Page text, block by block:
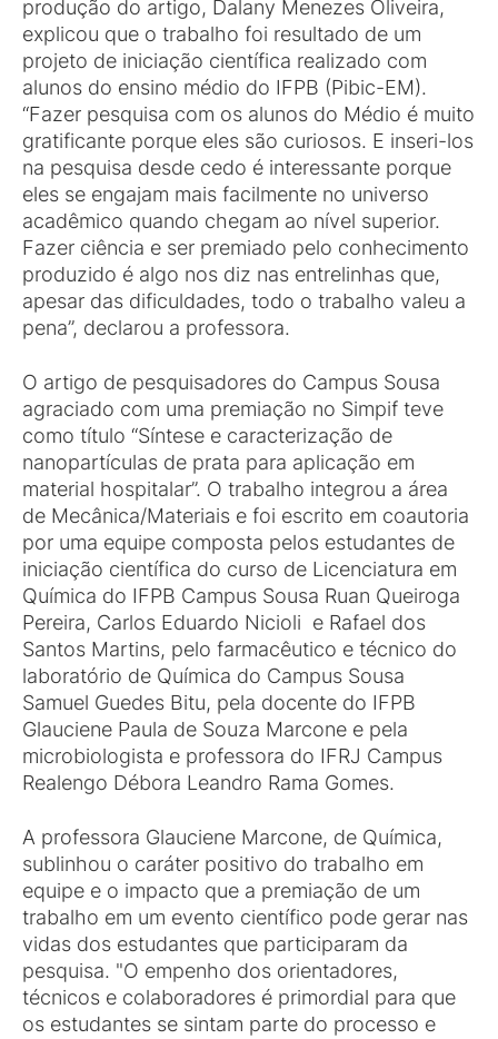
produção do artigo, Dalany Menezes Oliveira,
explicou que o trabalho foi resultado de um
projeto de iniciação científica realizado com
alunos do ensino médio do IFPB (Pibic-EM).
“Fazer pesquisa com os alunos do Médio é muito
gratificante porque eles são curiosos. E inseri-los
na pesquisa desde cedo é interessante porque
eles se engajam mais facilmente no universo
acadêmico quando chegam ao nível superior.
Fazer ciência e ser premiado pelo conhecimento
produzido é algo nos diz nas entrelinhas que,
apesar das dificuldades, todo o trabalho valeu a
pena”, declarou a professora.
O artigo de pesquisadores do Campus Sousa
agraciado com uma premiação no Simpif teve
como título “Síntese e caracterização de
nanopartículas de prata para aplicação em
material hospitalar”. O trabalho integrou a área
de Mecânica/Materiais e foi escrito em coautoria
por uma equipe composta pelos estudantes de
iniciação científica do curso de Licenciatura em
Química do IFPB Campus Sousa Ruan Queiroga
Pereira, Carlos Eduardo Nicioli e Rafael dos
Santos Martins, pelo farmacêutico e técnico do
laboratório de Química do Campus Sousa
Samuel Guedes Bitu, pela docente do IFPB
Glauciene Paula de Souza Marcone e pela
microbiologista e professora do IFRJ Campus
Realengo Débora Leandro Rama Gomes.
A professora Glauciene Marcone, de Química,
sublinhou o caráter positivo do trabalho em
equipe e o impacto que a premiação de um
trabalho em um evento científico pode gerar nas
vidas dos estudantes que participaram da
pesquisa. "O empenho dos orientadores,
técnicos e colaboradores é primordial para que
os estudantes se sintam parte do processo e